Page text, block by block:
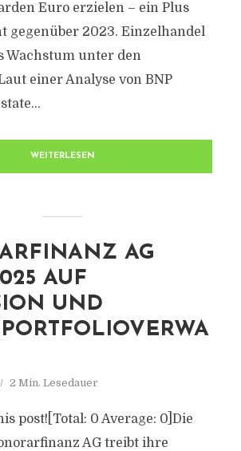
Euro erzielen – ein Plus
gegenüber 2023. Einzelhandel
Wachstum unter den
einer Analyse von BNP
WEITERLESEN
AG
AUF
UND
2 Min. Lesedauer
post![Total: 0 Average: 0]Die
AG treibt ihre